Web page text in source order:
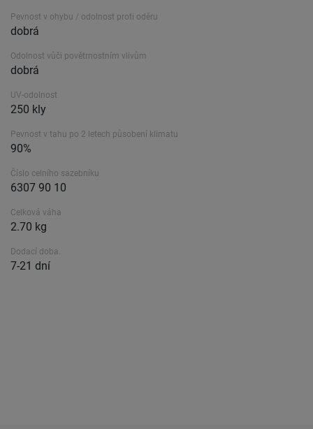
Pevnost v ohybu / odolnost proti oděru
dobrá
Odolnost vůči povětrnostním vlivům
dobrá
UV-odolnost
250 kly
Pevnost v tahu po 2 letech působení klimatu
90%
Číslo celního sazebníku
6307 90 10
Celková váha
2.70 kg
Dodací doba.
7-21 dní